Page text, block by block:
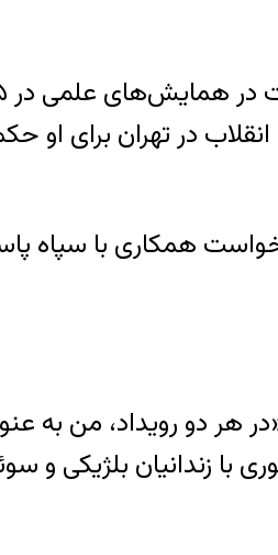
از قضات بدنام دادگاه انقلاب در تهران
همکاری با سپاه
هر دو رویداد، من به
زندانیان بلژیکی و